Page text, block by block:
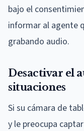
bajo el
informar al agente
grabando audio.
Desactivar el
situaciones
Si su cámara de
y le preocupa